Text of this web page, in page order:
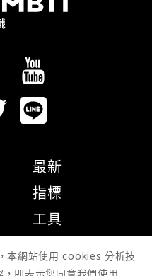
最新
指標
工具
本網站使用 cookies 分析技